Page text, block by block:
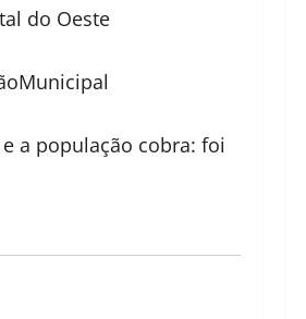
do Oeste
a população cobra: foi